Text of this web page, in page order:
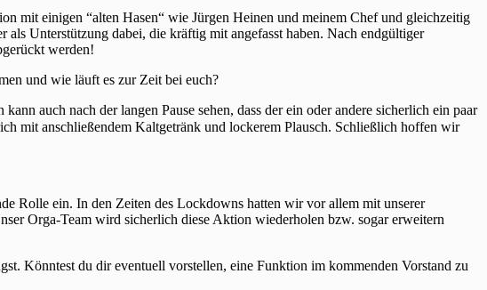
mit einigen “alten Hasen“ wie Jürgen Heinen und meinem Chef und gleichzeitig
Unterstützung dabei, die kräftig mit angefasst haben. Nach endgültiger
werden!
und wie läuft es zur Zeit bei euch?
auch nach der langen Pause sehen, dass der ein oder andere sicherlich ein paar
mit anschließendem Kaltgetränk und lockerem Plausch. Schließlich hoffen wir
Rolle ein. In den Zeiten des Lockdowns hatten wir vor allem mit unserer
Orga-Team wird sicherlich diese Aktion wiederholen bzw. sogar erweitern
Könntest du dir eventuell vorstellen, eine Funktion im kommenden Vorstand zu